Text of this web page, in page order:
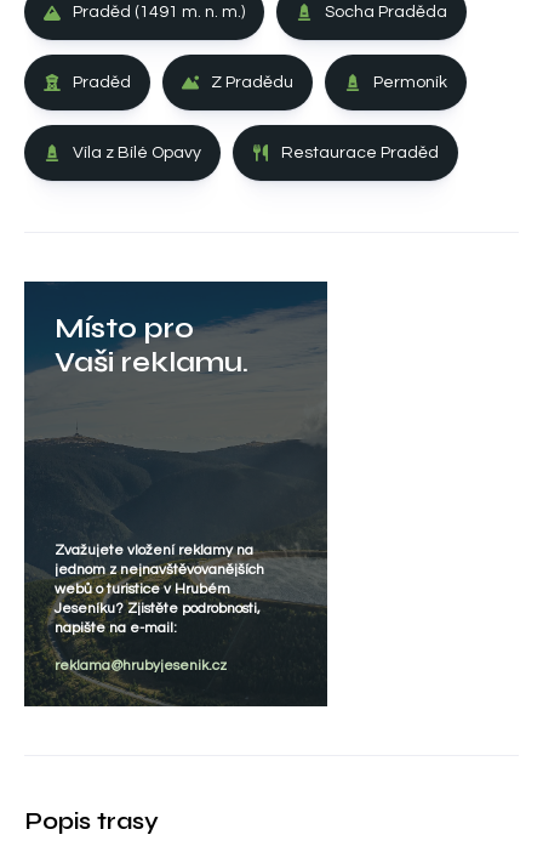
Praděd (1491 m. n. m.) Socha Praděda
Praděd Z Pradědu Permoník
Víla z Bílé Opavy Restaurace Praděd
Místo pro
Vaši reklamu.
Zvažujete vložení reklamy na
jednom z nejnavštěvovanějších
webů o turistice v Hrubém
Jeseníku? Zjistěte podrobnosti,
napište na e-mail:
reklama@hrubyjesenik.cz
Popis trasy